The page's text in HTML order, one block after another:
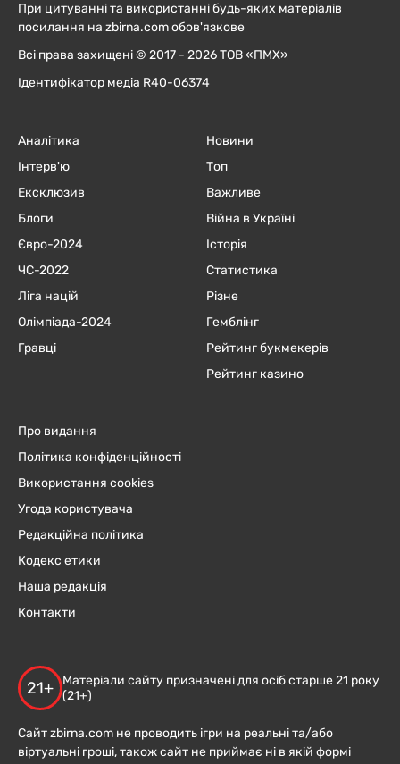
При цитуванні та використанні будь-яких матеріалів
посилання на zbirna.com обов'язкове
Всі права захищені © 2017 - 2026 ТОВ «ПМХ»
Ідентифікатор медіа R40-06374
Аналітика
Інтерв'ю
Ексклюзив
Блоги
Євро-2024
ЧC-2022
Ліга націй
Олімпіада-2024
Гравці
Новини
Топ
Важливе
Війна в Україні
Історія
Статистика
Різне
Гемблінг
Рейтинг букмекерів
Рейтинг казино
Про видання
Політика конфіденційності
Використання cookies
Угода користувача
Редакційна політика
Кодекс етики
Наша редакція
Контакти
21+
Матеріали сайту призначені для осіб старше 21 року
(21+)
Сайт zbirna.com не проводить ігри на реальні та/або
віртуальні гроші, також сайт не приймає ні в якій формі